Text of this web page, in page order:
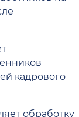
кадрового
обработку